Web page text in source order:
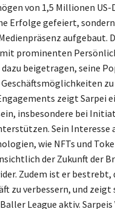
von 1,5 Millionen
Erfolge gefeiert, sondern
aufgebaut.
prominenten
beigetragen, seine
zeigt Sarpei
insbesondere bei
Sein Interesse
wie NFTs und
der Zukunft der
Zudem ist er bestrebt,
zu verbessern, und
League aktiv.